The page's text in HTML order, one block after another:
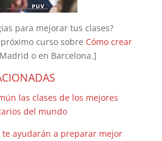
para mejorar tus clases?
curso sobre Cómo crear
o en Barcelona.]
las clases de los mejores
del mundo
ayudarán a preparar mejor